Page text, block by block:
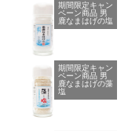
期間限定キャン
ペーン商品 男
鹿なまはげの塩
期間限定キャン
ペーン商品 男
鹿なまはげの藻
塩